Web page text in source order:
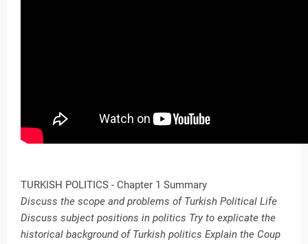
TURKISH POLITICS - Chapter 1 Summary
Discuss the scope and problems of Turkish Political Life
Discuss subject positions in politics Try to explicate the
historical background of Turkish politics Explain the Coup